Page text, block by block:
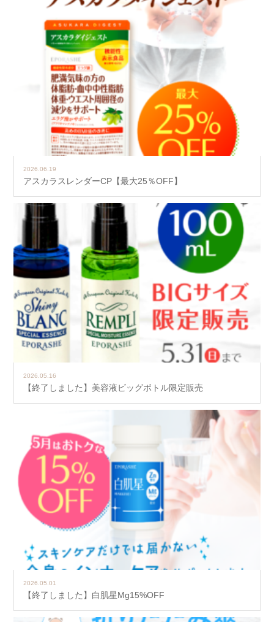
2026.06.19
アスカラスレンダーCP【最大25％OFF】
2026.05.16
【終了しました】美容液ビッグボトル限定販売
2026.05.01
【終了しました】白肌星Mg15%OFF